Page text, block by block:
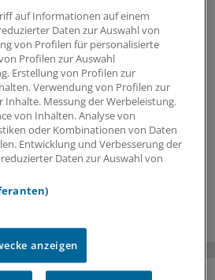
für die
kann man auch
über Beteiligungsmodelle an
dabei vorzugehen ist und was es
Dr.Lars Lindenauim
auf Informationen auf einem
Daten zur Auswahl von
von Profilen für personalisierte
Profilen zur Auswahl
Erstellung von Profilen zur
Verwendung von Profilen zur
Inhalte. Messung der Werbeleistung.
von Inhalten. Analyse von
oder Kombinationen von Daten
Entwicklung und Verbesserung der
Daten zur Auswahl von
anzeigen